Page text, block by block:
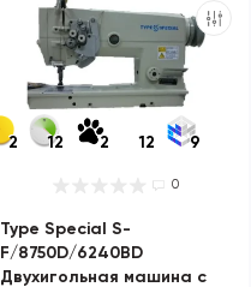
2 12 2 12 9
0
Type Special S-
F/8750D/6240BD
Двухигольная машина с